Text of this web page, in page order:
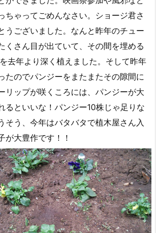
ちゃってごめんなさい。ショージ君さ
うございました。なんと昨年のチュー
くさん目が出ていて、その間を埋める
去年より深く植えました。そして昨年
たのでパンジーをまたまたその隙間に
リップが咲くころには、パンジーが大
るといいな！パンジー10株じゃ足りな
そう、今年はバタバタで植木屋さん入
が大豊作です！！